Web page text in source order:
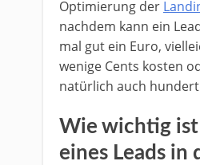
Optimierung der
nachdem kann ein
mal gut ein Euro,
wenige Cents kosten
natürlich auch
Wie wichtig ist
eines Leads in